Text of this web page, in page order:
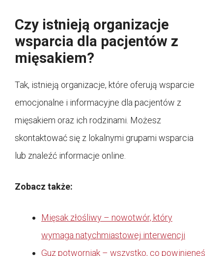
Czy istnieją organizacje
wsparcia dla pacjentów z
mięsakiem?
Tak, istnieją organizacje, które oferują wsparcie
emocjonalne i informacyjne dla pacjentów z
mięsakiem oraz ich rodzinami. Możesz
skontaktować się z lokalnymi grupami wsparcia
lub znaleźć informacje online.
Zobacz także:
Mięsak złośliwy – nowotwór, który
wymaga natychmiastowej interwencji
Guz potworniak – wszystko, co powinieneś